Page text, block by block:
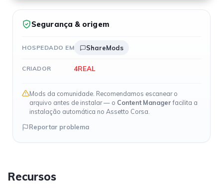
Segurança & origem
HOSPEDADO EM ShareMods
CRIADOR 4REAL
Mods da comunidade. Recomendamos escanear o
arquivo antes de instalar — o Content Managerfacilita a
instalação automática no Assetto Corsa.
Reportar problema
Recursos